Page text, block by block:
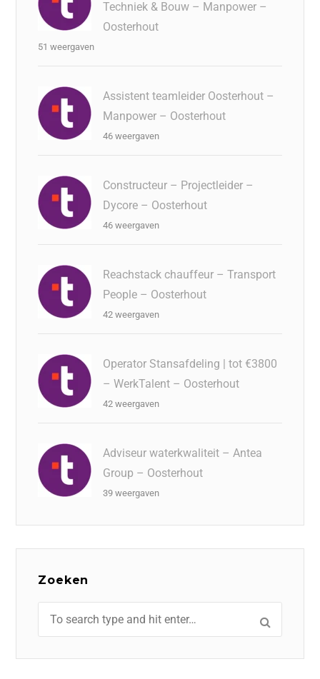
Techniek & Bouw – Manpower –
Oosterhout
51 weergaven
Assistent teamleider Oosterhout –
Manpower – Oosterhout
46 weergaven
Constructeur – Projectleider –
Dycore – Oosterhout
46 weergaven
Reachstack chauffeur – Transport
People – Oosterhout
42 weergaven
Operator Stansafdeling | tot €3800
– WerkTalent – Oosterhout
42 weergaven
Adviseur waterkwaliteit – Antea
Group – Oosterhout
39 weergaven
Zoeken